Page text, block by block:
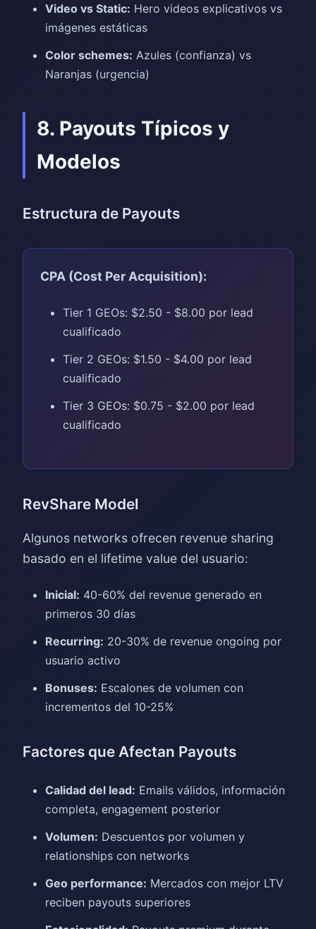
Video vs Static: Hero videos explicativos vs
imágenes estáticas
Color schemes: Azules (confianza) vs
Naranjas (urgencia)
8. Payouts Típicos y
Modelos
Estructura de Payouts
CPA (Cost Per Acquisition):
Tier 1 GEOs: $2.50 - $8.00 por lead
cualificado
Tier 2 GEOs: $1.50 - $4.00 por lead
cualificado
Tier 3 GEOs: $0.75 - $2.00 por lead
cualificado
RevShare Model
Algunos networks ofrecen revenue sharing
basado en el lifetime value del usuario:
Inicial: 40-60% del revenue generado en
primeros 30 días
Recurring: 20-30% de revenue ongoing por
usuario activo
Bonuses: Escalones de volumen con
incrementos del 10-25%
Factores que Afectan Payouts
Calidad del lead: Emails válidos, información
completa, engagement posterior
Volumen: Descuentos por volumen y
relationships con networks
Geo performance: Mercados con mejor LTV
reciben payouts superiores